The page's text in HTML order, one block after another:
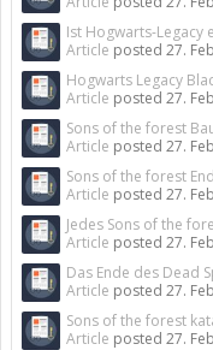
Ist Hogwarts-Legacy
Article posted 27.
Hogwarts Legacy
Article posted 27.
Sons of the forest
Article posted 27.
Sons of the forest
Article posted 27.
Jedes Sons of the
Article posted 27.
Das Ende des Dead
Article posted 27.
Sons of the forest
Article posted 27.